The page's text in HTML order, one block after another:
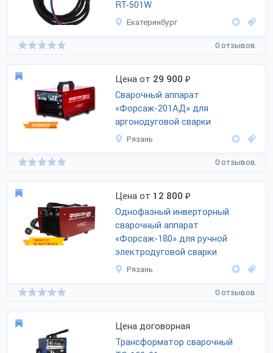
RT-501W
Екатеринбург
0 отзывов
Цена от 29 900 ₽
Сварочный аппарат
«Форсаж-201АД» для
аргонодуговой сварки
Рязань
0 отзывов
Цена от 12 800 ₽
Однофазный инверторный
сварочный аппарат
«Форсаж-180» для ручной
электродуговой сварки
Рязань
0 отзывов
Цена договорная
Трансформатор сварочный